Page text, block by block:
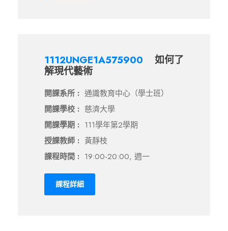
1112UNGE1A575900
如何了
解現代藝術
開課系所 : 通識教育中心（學士班）
開課學校 : 慈濟大學
開課學期 : 111學年第2學期
授課教師 : 黃靜枝
課程時間 : 19:00-20:00, 週一
課程詳細